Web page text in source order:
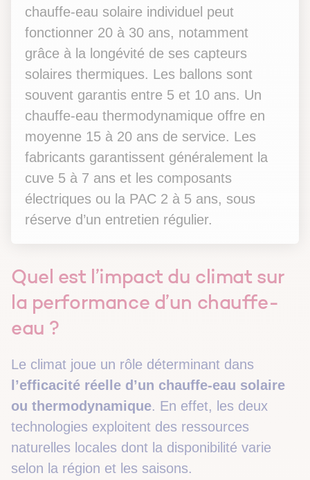
chauffe-eau solaire individuel peut
fonctionner 20 à 30 ans, notamment
grâce à la longévité de ses capteurs
solaires thermiques. Les ballons sont
souvent garantis entre 5 et 10 ans. Un
chauffe-eau thermodynamique offre en
moyenne 15 à 20 ans de service. Les
fabricants garantissent généralement la
cuve 5 à 7 ans et les composants
électriques ou la PAC 2 à 5 ans, sous
réserve d’un entretien régulier.
Quel est l’impact du climat sur
la performance d’un chauffe-
eau ?
Le climat joue un rôle déterminant dans
l’efficacité réelle d’un chauffe-eau solaire
ou thermodynamique. En effet, les deux
technologies exploitent des ressources
naturelles locales dont la disponibilité varie
selon la région et les saisons.